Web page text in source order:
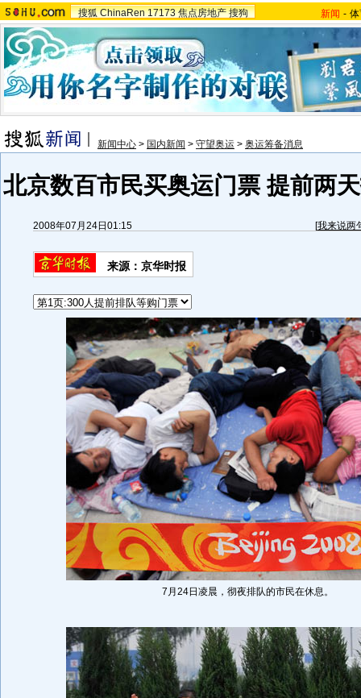
搜狐 ChinaRen 17173 焦点房地产 搜狗 新闻 -
新闻中心 > 国内新闻 > 守望奥运 > 奥运筹备消息
北京数百市民买奥运门票 提前两
2008年07月24日01:15 [我来说两
来源：京华时报
7月24日凌晨，彻夜排队的市民在休息。